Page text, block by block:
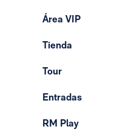
Área VIP
Tienda
Tour
Entradas
RM Play